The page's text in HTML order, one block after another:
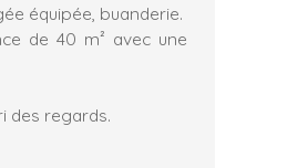
équipée, buanderie.
de 40 m² avec une
des regards.